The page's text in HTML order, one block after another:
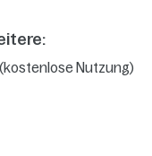
Nutzung)